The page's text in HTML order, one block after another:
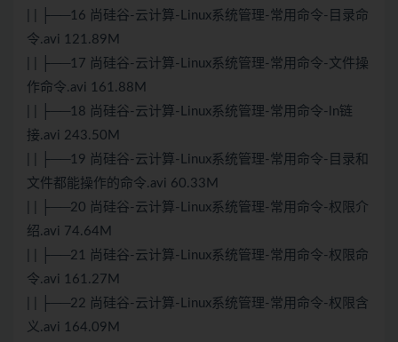
| | ├──16 尚硅谷-云计算-Linux系统管理-常用命令-目录命
令.avi 121.89M
| | ├──17 尚硅谷-云计算-Linux系统管理-常用命令-文件操
作命令.avi 161.88M
| | ├──18 尚硅谷-云计算-Linux系统管理-常用命令-ln链
接.avi 243.50M
| | ├──19 尚硅谷-云计算-Linux系统管理-常用命令-目录和
文件都能操作的命令.avi 60.33M
| | ├──20 尚硅谷-云计算-Linux系统管理-常用命令-权限介
绍.avi 74.64M
| | ├──21 尚硅谷-云计算-Linux系统管理-常用命令-权限命
令.avi 161.27M
| | ├──22 尚硅谷-云计算-Linux系统管理-常用命令-权限含
义.avi 164.09M